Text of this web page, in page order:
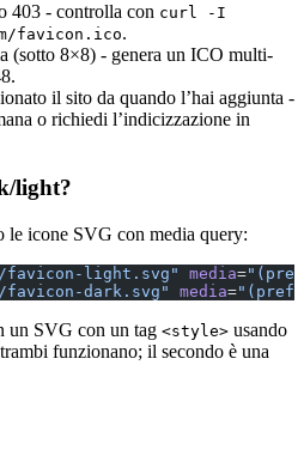
403 - controlla con curl -I
favicon.ico.
(sotto 8×8) - genera un ICO multi-
il sito da quando l’hai aggiunta -
o richiedi l’indicizzazione in
light?
le icone SVG con media query:
favicon-light.svg" media=
favicon-dark.svg" media=
un SVG con un tag <style> usando
funzionano; il secondo è una